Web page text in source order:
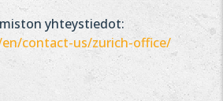
yhteystiedot:
contact-us/zurich-office/